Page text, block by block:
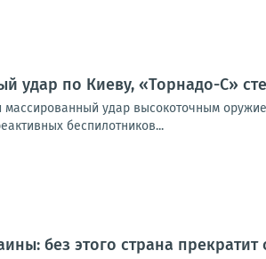
удар по Киеву, «Торнадо-С»
удар высокоточным
беспилотников...
без этого страна прекратит